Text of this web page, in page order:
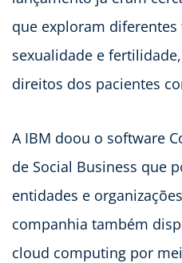
que exploram
sexualidade e
direitos dos pacientes
A IBM doou o software
de Social Business que
entidades e
companhia também
cloud computing por